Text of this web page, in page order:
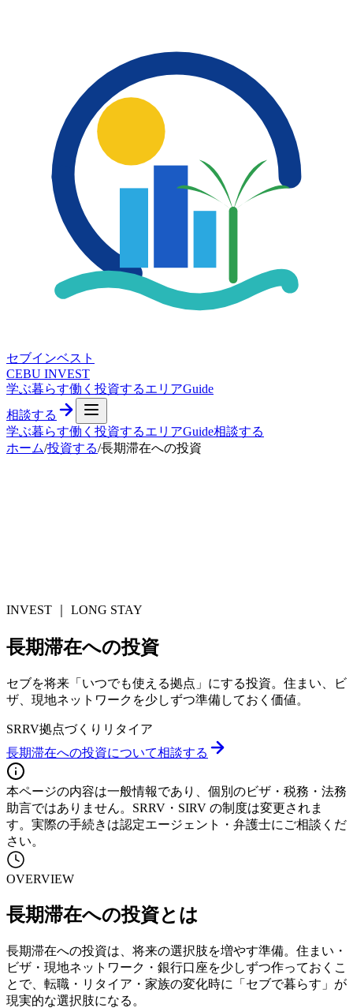
セブインベスト
CEBU INVEST
学ぶ暮らす働く 投資するエリアGuide
相談する
学ぶ暮らす働く 投資するエリアGuide相談する
ホーム/投資する/長期滞在への投資
INVEST ｜ LONG STAY
長期滞在への投資
セブを将来「いつでも使える拠点」にする投資。住まい、ビ
ザ、現地ネットワークを少しずつ準備しておく価値。
SRRV拠点づくり リタイア
長期滞在への投資について相談する
本ページの内容は一般情報であり、個別のビザ・税務・法務
助言ではありません。SRRV・SIRV の制度は変更されま
す。実際の手続きは認定エージェント・弁護士にご相談くだ
さい。
OVERVIEW
長期滞在への投資とは
長期滞在への投資は、将来の選択肢を増やす準備。住まい・
ビザ・現地ネットワーク・銀行口座を少しずつ作っておくこ
とで、転職・リタイア・家族の変化時に「セブで暮らす」が
現実的な選択肢になる。